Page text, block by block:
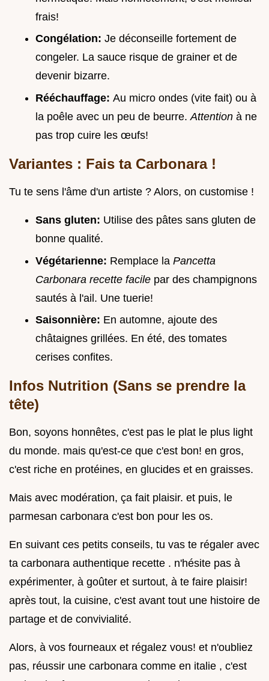
frais!
Congélation: Je déconseille fortement de
congeler. La sauce risque de grainer et de
devenir bizarre.
Rééchauffage: Au micro ondes (vite fait) ou à
la poêle avec un peu de beurre.Attention à ne
pas trop cuire les œufs!
Variantes : Fais ta Carbonara !
Tu te sens l'âme d'un artiste ? Alors, on customise !
Sans gluten: Utilise des pâtes sans gluten de
bonne qualité.
Végétarienne: Remplace la Pancetta
Carbonara recette facile par des champignons
sautés à l'ail. Une tuerie!
Saisonnière: En automne, ajoute des
châtaignes grillées. En été, des tomates
cerises confites.
Infos Nutrition (Sans se prendre la
tête)
Bon, soyons honnêtes, c'est pas le plat le plus light
du monde. mais qu'est-ce que c'est bon! en gros,
c'est riche en protéines, en glucides et en graisses.
Mais avec modération, ça fait plaisir. et puis, le
parmesan carbonara c'est bon pour les os.
En suivant ces petits conseils, tu vas te régaler avec
ta carbonara authentique recette . n'hésite pas à
expérimenter, à goûter et surtout, à te faire plaisir!
après tout, la cuisine, c'est avant tout une histoire de
partage et de convivialité.
Alors, à vos fourneaux et régalez vous! et n'oubliez
pas, réussir une carbonara comme en italie , c'est